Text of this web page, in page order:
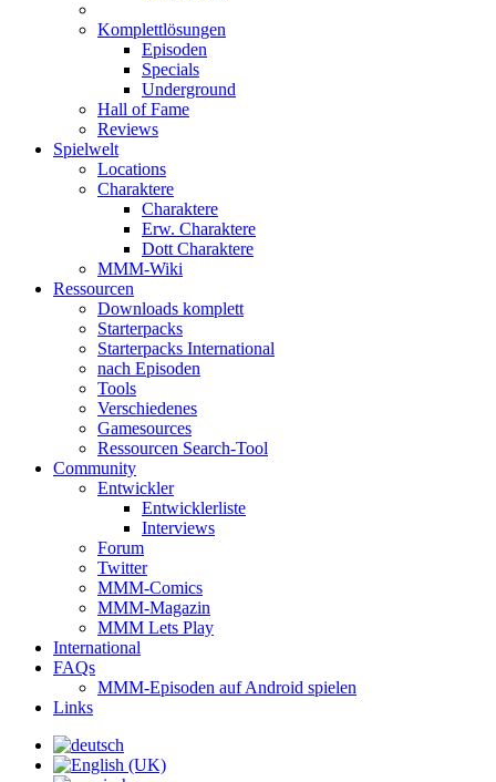
Komplettlösungen
Episoden
Specials
Underground
Hall of Fame
Reviews
Spielwelt
Locations
Charaktere
Charaktere
Erw. Charaktere
Dott Charaktere
MMM-Wiki
Ressourcen
Downloads komplett
Starterpacks
Starterpacks International
nach Episoden
Tools
Verschiedenes
Gamesources
Ressourcen Search-Tool
Community
Entwickler
Entwicklerliste
Interviews
Forum
Twitter
MMM-Comics
MMM-Magazin
MMM Lets Play
International
FAQs
MMM-Episoden auf Android spielen
Links